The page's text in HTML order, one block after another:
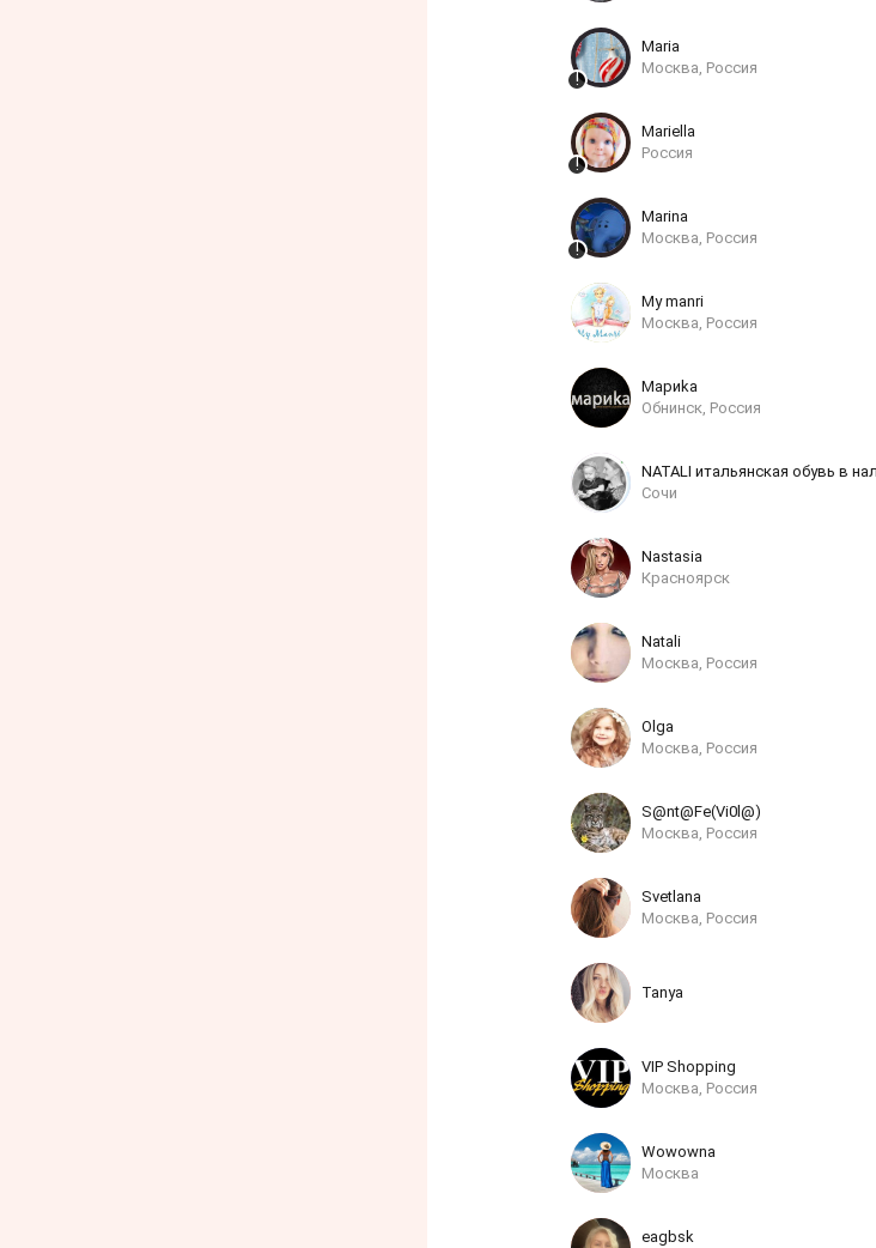
Maria
Москва, Россия
Mariella
Россия
Marina
Москва, Россия
My manri
Москва, Россия
Mариkа
Обнинск, Россия
NATALI итальянская обувь в
Сочи
Nastasia
Красноярск
Natali
Москва, Россия
Olga
Москва, Россия
S@nt@Fe(Vi0l@)
Москва, Россия
Svetlana
Москва, Россия
Tanya
VIP Shopping
Москва, Россия
Wowowna
Москва
eagbsk